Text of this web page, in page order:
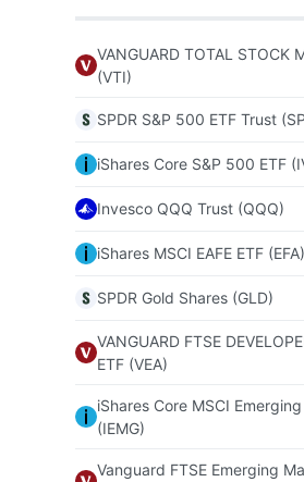
VANGUARD TOTAL STOCK
(VTI)
SPDR S&P 500 ETF Trust
iShares Core S&P 500 ETF
Invesco QQQ Trust (QQQ)
iShares MSCI EAFE ETF (EFA)
SPDR Gold Shares (GLD)
VANGUARD FTSE
ETF (VEA)
iShares Core MSCI
(IEMG)
Vanguard FTSE Emerging